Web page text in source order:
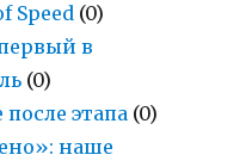
Speed (0)
в
(0)
этапа (0)
наше